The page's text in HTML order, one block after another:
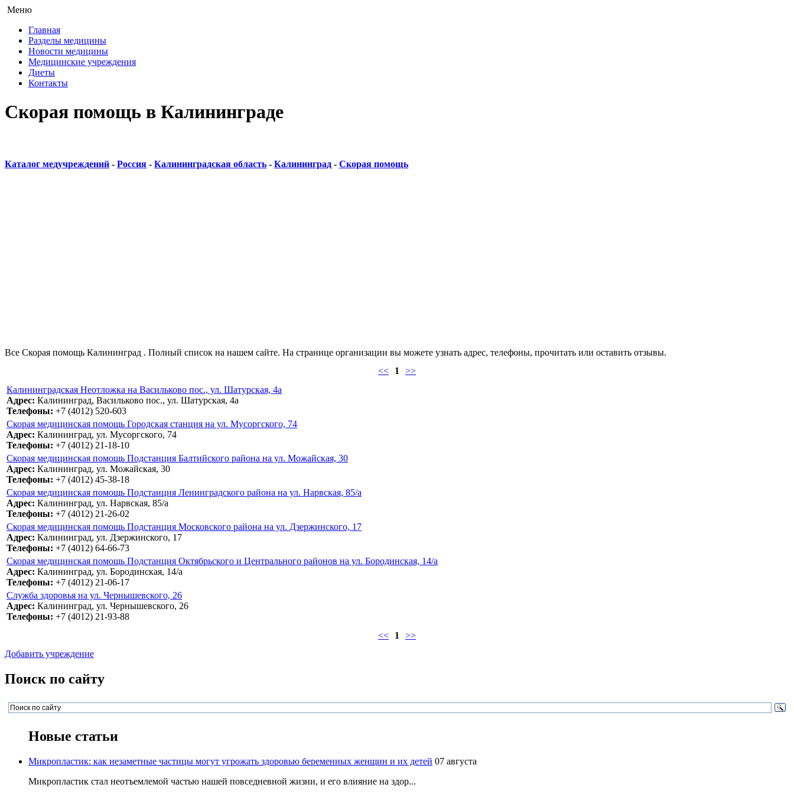
Меню
Главная
Разделы медицины
Новости медицины
Медицинские учреждения
Диеты
Контакты
Скорая помощь в Калининграде
Каталог медучреждений - Россия - Калининградская область - Калининград - Скорая помощь
Все Скорая помощь Калининград . Полный список на нашем сайте. На странице организации вы можете узнать адрес, телефоны, прочитать или оставить отзывы.
<<
1 >>
Калининградская Неотложка на Васильково пос., ул. Шатурская, 4а
Адрес: Калининград, Васильково пос., ул. Шатурская, 4а
Телефоны: +7 (4012) 520-603
Скорая медицинская помощь Городская станция на ул. Мусоргского, 74
Адрес: Калининград, ул. Мусоргского, 74
Телефоны: +7 (4012) 21-18-10
Скорая медицинская помощь Подстанция Балтийского района на ул. Можайская, 30
Адрес: Калининград, ул. Можайская, 30
Телефоны: +7 (4012) 45-38-18
Скорая медицинская помощь Подстанция Ленинградского района на ул. Нарвская, 85/а
Адрес: Калининград, ул. Нарвская, 85/а
Телефоны: +7 (4012) 21-26-02
Скорая медицинская помощь Подстанция Московского района на ул. Дзержинского, 17
Адрес: Калининград, ул. Дзержинского, 17
Телефоны: +7 (4012) 64-66-73
Скорая медицинская помощь Подстанция Октябрьского и Центрального районов на ул. Бородинская, 14/а
Адрес: Калининград, ул. Бородинская, 14/а
Телефоны: +7 (4012) 21-06-17
Служба здоровья на ул. Чернышевского, 26
Адрес: Калининград, ул. Чернышевского, 26
Телефоны: +7 (4012) 21-93-88
<<
1 >>
Добавить учреждение
Поиск по сайту
Новые статьи
Микропластик: как незаметные частицы могут угрожать здоровью беременных женщин и их детей 07 августа
Микропластик стал неотъемлемой частью нашей повседневной жизни, и его влияние на здор...